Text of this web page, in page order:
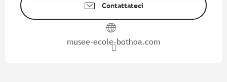
Contattateci
musee-ecole-bothoa.com